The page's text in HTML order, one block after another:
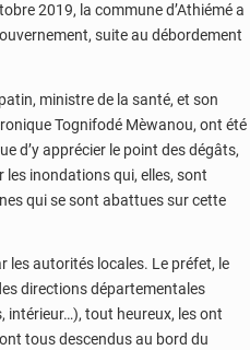
2019, la commune d’Athiémé a
suite au débordement
ministre de la santé, et son
Tognifodé Mèwanou, ont été
d’y apprécier le point des dégâts,
les inondations qui, elles, sont
qui se sont abattues sur cette
les autorités locales. Le préfet, le
directions départementales
intérieur…), tout heureux, les ont
tous descendus au bord du